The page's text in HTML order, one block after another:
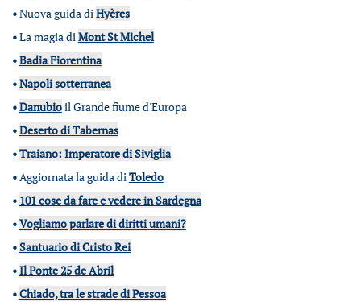
•Nuova guida diHyères
•La magia diMont St Michel
•Badia Fiorentina
•Napoli sotterranea
•Danubioil Grande fiume d'Europa
•Deserto di Tabernas
•Traiano: Imperatore di Siviglia
•Aggiornata la guida diToledo
• 101 cose da fare e vedere in Sardegna
•Vogliamo parlare di diritti umani?
•Santuario di Cristo Rei
•Il Ponte 25 de Abril
•Chiado, tra le strade di Pessoa